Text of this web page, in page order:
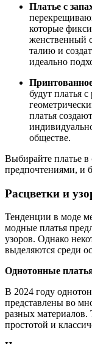
Платье с
которые
женственный
талию и
идеально
будут платья
платья
обществе.
Выбирайте платье в
предпочтениями, и
Расцветки и
Тенденции в моде
модные платья
узоров. Однако
выделяются среди
Однотонные
В 2024 году
представлены во
разных материалов.
простотой и